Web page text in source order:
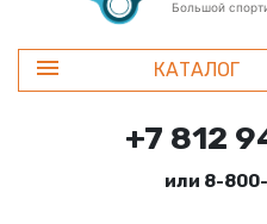
Большой
КАТАЛОГ
+7 812
или 8-